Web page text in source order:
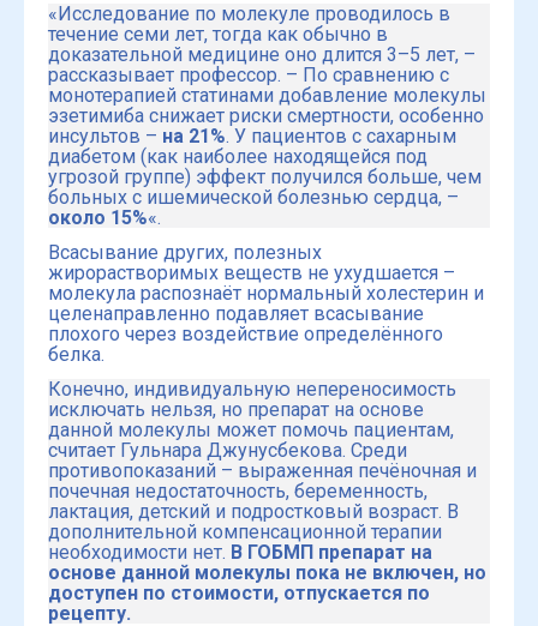
«Исследование по молекуле проводилось в
течение семи лет, тогда как обычно в
доказательной медицине оно длится 3–5 лет, –
рассказывает профессор. – По сравнению с
монотерапией статинами добавление молекулы
эзетимиба снижает риски смертности, особенно
инсультов – на 21%. У пациентов с сахарным
диабетом (как наиболее находящейся под
угрозой группе) эффект получился больше, чем
больных с ишемической болезнью сердца, –
около 15%«.
Всасывание других, полезных
жирорастворимых веществ не ухудшается –
молекула распознаёт нормальный холестерин и
целенаправленно подавляет всасывание
плохого через воздействие определённого
белка.
Конечно, индивидуальную непереносимость
исключать нельзя, но препарат на основе
данной молекулы может помочь пациентам,
считает Гульнара Джунусбекова. Среди
противопоказаний – выраженная печёночная и
почечная недостаточность, беременность,
лактация, детский и подростковый возраст. В
дополнительной компенсационной терапии
необходимости нет. В ГОБМП препарат на
основе данной молекулы пока не включен, но
доступен по стоимости, отпускается по
рецепту.